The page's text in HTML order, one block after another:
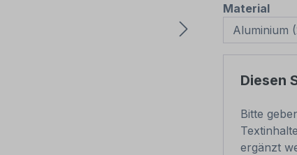
Material
Diesen
Bitte
ergänzt